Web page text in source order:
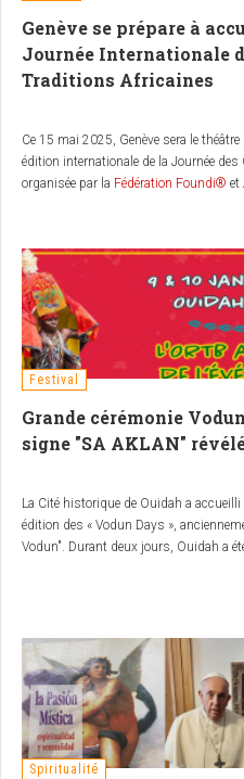
Genève se prépare à
Journée Internationale
Traditions Africaines
Ce 15 mai 2025, Genève sera le
édition internationale de la Journée
organisée par la Fédération Foundi® et
COUTUMES ET TRADITIONS,
2024. Placée sous le thème central
portes-tu en toi et avec toi dans le
une Afrique authentiquement africaine,
de son rôle dans la construction d’un
respectueux du vivant.
Festival
Grande cérémonie
signe "SA AKLAN"
La Cité historique de Ouidah a
édition des « Vodun Days »,
Vodun". Durant deux jours, Ouidah a
Spiritualité